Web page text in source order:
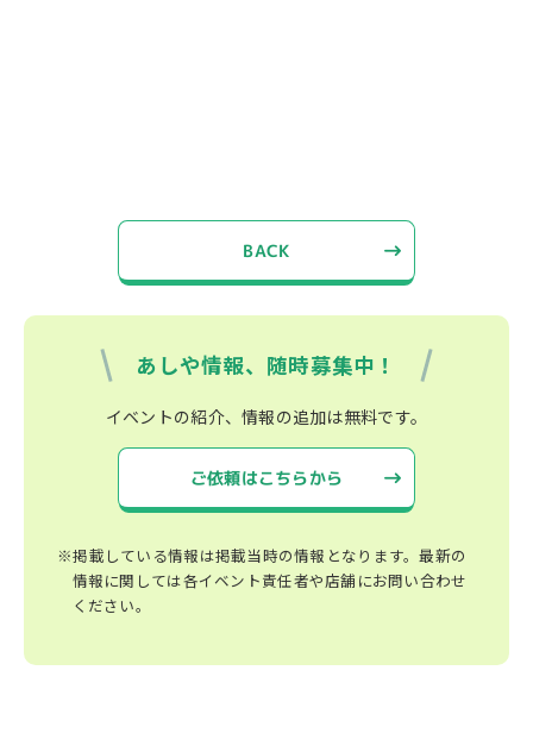
BACK
あしや情報、随時募集中！
イベントの紹介、情報の追加は無料です。
ご依頼はこちらから
※掲載している情報は掲載当時の情報となります。最新の
情報に関しては各イベント責任者や店舗にお問い合わせ
ください。